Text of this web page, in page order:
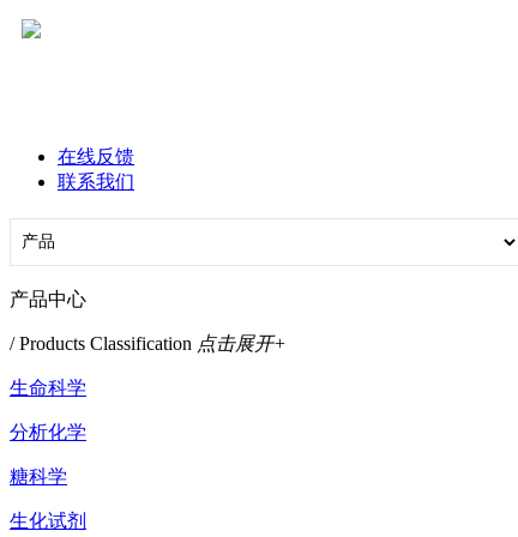
在线反馈
联系我们
产品中心
/ Products Classification 点击展开+
生命科学
分析化学
糖科学
生化试剂